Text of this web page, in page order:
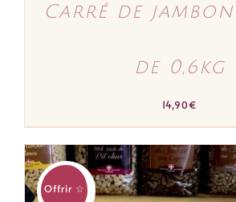
Carré de jambon
de 0,6kg
14,90€
Offrir ☆